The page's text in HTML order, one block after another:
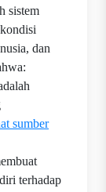
sistem
dan
sumber
terhadap